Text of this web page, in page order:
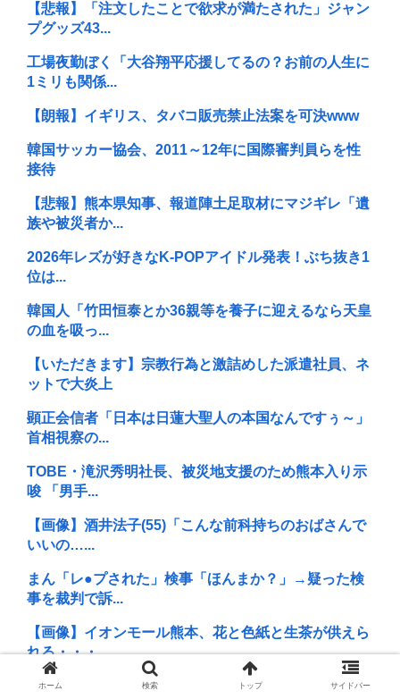
【悲報】「注文したことで欲求が満たされた」ジャン
プグッズ43...
工場夜勤ぼく「大谷翔平応援してるの？お前の人生に
1ミリも関係...
【朗報】イギリス、タバコ販売禁止法案を可決www
韓国サッカー協会、2011～12年に国際審判員らを性
接待
【悲報】熊本県知事、報道陣土足取材にマジギレ「遺
族や被災者か...
2026年レズが好きなK-POPアイドル発表！ぶち抜き1
位は...
韓国人「竹田恒泰とか36親等を養子に迎えるなら天皇
の血を吸っ...
【いただきます】宗教行為と激詰めした派遣社員、ネ
ットで大炎上
顕正会信者「日本は日蓮大聖人の本国なんですぅ～」
首相視察の...
TOBE・滝沢秀明社長、被災地支援のため熊本入り示
唆 「男手...
【画像】酒井法子(55)「こんな前科持ちのおばさんで
いいの…...
まん「レ●プされた」検事「ほんまか？」→疑った検
事を裁判で訴...
【画像】イオンモール熊本、花と色紙と生茶が供えら
れる・・・
【衝撃】イギリスさんの恋愛番組、セクシー過ぎてし
ホーム 検索 トップ サイドバー